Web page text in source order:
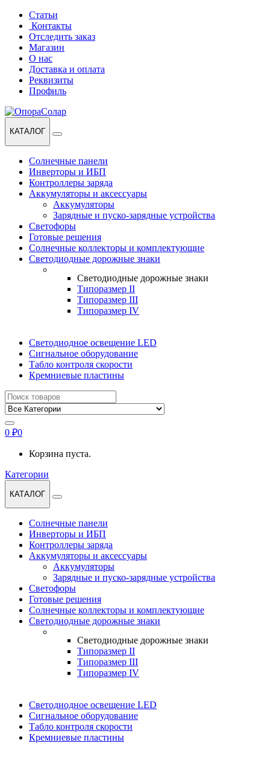
Перейти
навигации
Перейти
содержанию
Статьи
Контакты
Отследить заказ
Магазин
О нас
Доставка и оплата
Реквизиты
Профиль
КАТАЛОГ
Солнечные панели
Инверторы и ИБП
Контроллеры заряда
Аккумуляторы и аксессуары
Аккумуляторы
Зарядные и пуско-зарядные устройства
Светофоры
Готовые решения
Солнечные коллекторы и комплектующие
Светодиодные дорожные знаки
Светодиодные дорожные знаки
Типоразмер II
Типоразмер III
Типоразмер IV
Светодиодное освещение LED
Сигнальное оборудование
Табло контроля скорости
Кремниевые пластины
Найти:
0 ₽0
Корзина пуста.
Категории
КАТАЛОГ
Солнечные панели
Инверторы и ИБП
Контроллеры заряда
Аккумуляторы и аксессуары
Аккумуляторы
Зарядные и пуско-зарядные устройства
Светофоры
Готовые решения
Солнечные коллекторы и комплектующие
Светодиодные дорожные знаки
Светодиодные дорожные знаки
Типоразмер II
Типоразмер III
Типоразмер IV
Светодиодное освещение LED
Сигнальное оборудование
Табло контроля скорости
Кремниевые пластины